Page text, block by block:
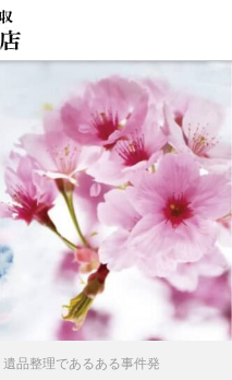
遺品整理であるある事件発